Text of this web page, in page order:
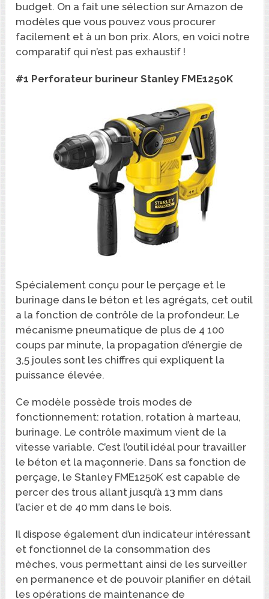
budget. On a fait une sélection sur Amazon de
modèles que vous pouvez vous procurer
facilement et à un bon prix. Alors, en voici notre
comparatif qui n’est pas exhaustif !
#1 Perforateur burineur Stanley FME1250K
Spécialement conçu pour le perçage et le
burinage dans le béton et les agrégats, cet outil
a la fonction de contrôle de la profondeur. Le
mécanisme pneumatique de plus de 4 100
coups par minute, la propagation d’énergie de
3,5 joules sont les chiffres qui expliquent la
puissance élevée.
Ce modèle possède trois modes de
fonctionnement: rotation, rotation à marteau,
burinage. Le contrôle maximum vient de la
vitesse variable. C’est l’outil idéal pour travailler
le béton et la maçonnerie. Dans sa fonction de
perçage, le Stanley FME1250K est capable de
percer des trous allant jusqu’à 13 mm dans
l’acier et de 40 mm dans le bois.
Il dispose également d’un indicateur intéressant
et fonctionnel de la consommation des
mèches, vous permettant ainsi de les surveiller
en permanence et de pouvoir planifier en détail
les opérations de maintenance de